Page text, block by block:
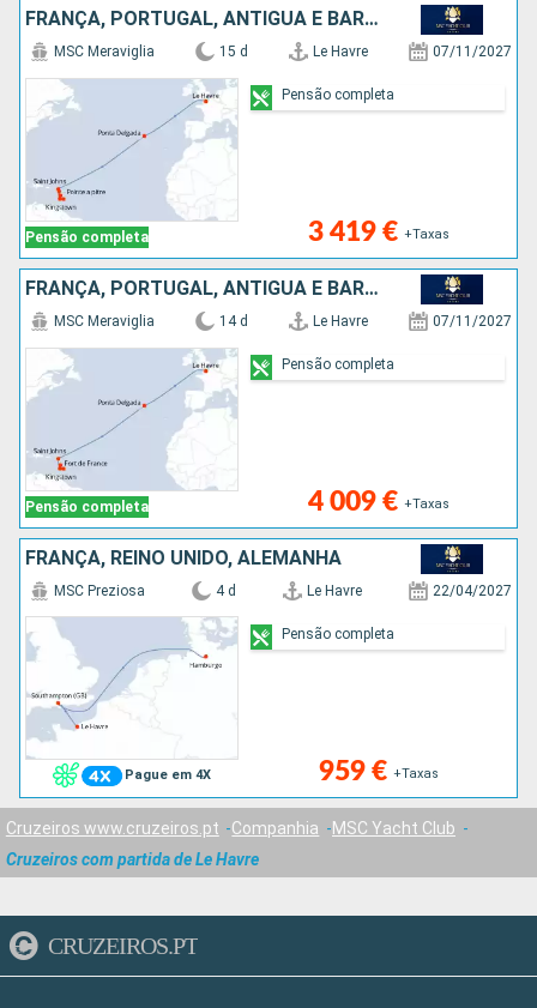
FRANÇA, PORTUGAL, ANTÍGUA E BARBUDA, ST VINCENT E GRENADINES, BARBADOS, MARTINICA, GUADALUPE
Pensão completa
MSC Meraviglia 15 d Le Havre 07/11/2027
3 419 € +Taxas
Pensão completa
FRANÇA, PORTUGAL, ANTÍGUA E BARBUDA, ST VINCENT E GRENADINES, BARBADOS, MARTINICA
Pensão completa
MSC Meraviglia 14 d Le Havre 07/11/2027
4 009 € +Taxas
Pensão completa
FRANÇA, REINO UNIDO, ALEMANHA
Pague em 4X
MSC Preziosa 4 d Le Havre 22/04/2027
959 € +Taxas
Pensão completa
Cruzeiros www.cruzeiros.pt Companhia
MSC Yacht Club
Cruzeiros com partida de Le Havre
CRUZEIROS.PT